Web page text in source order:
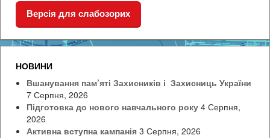
Версія для слабозорих
НОВИНИ
Вшанування пам’яті Захисників і Захисниць України
7 Серпня, 2026
Підготовка до нового навчального року 4 Серпня,
2026
Активна вступна кампанія 3 Серпня, 2026